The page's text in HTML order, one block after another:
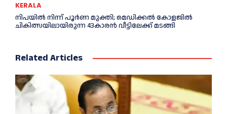
KERALA
നിപയില്‍ നിന്ന് പൂര്‍ണ മുക്തി; മെഡിക്കല്‍ കോളജില്‍
ചികിത്സയിലായിരുന്ന 43കാരന്‍ വീട്ടിലേക്ക് മടങ്ങി
Related Articles